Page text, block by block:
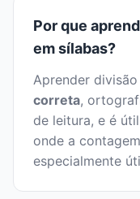
Por que
em sílabas?
Aprender
correta,
de leitura, e é
onde a
especialmente